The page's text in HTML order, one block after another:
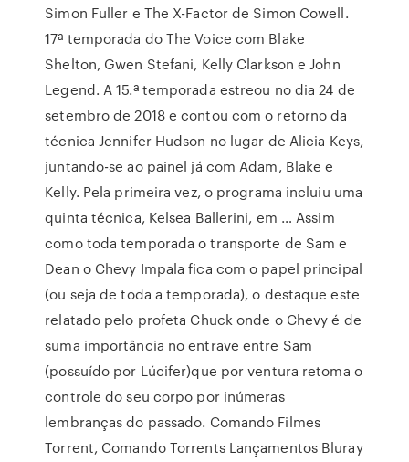
Simon Fuller e The X-Factor de Simon Cowell.
17ª temporada do The Voice com Blake
Shelton, Gwen Stefani, Kelly Clarkson e John
Legend. A 15.ª temporada estreou no dia 24 de
setembro de 2018 e contou com o retorno da
técnica Jennifer Hudson no lugar de Alicia Keys,
juntando-se ao painel já com Adam, Blake e
Kelly. Pela primeira vez, o programa incluiu uma
quinta técnica, Kelsea Ballerini, em … Assim
como toda temporada o transporte de Sam e
Dean o Chevy Impala fica com o papel principal
(ou seja de toda a temporada), o destaque este
relatado pelo profeta Chuck onde o Chevy é de
suma importância no entrave entre Sam
(possuído por Lúcifer)que por ventura retoma o
controle do seu corpo por inúmeras
lembranças do passado. Comando Filmes
Torrent, Comando Torrents Lançamentos Bluray